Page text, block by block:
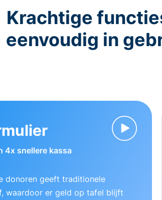
Krachtige
eenvoudig in
4x snellere kassa
donoren geeft traditionele
waardoor er geld op tafel blijft